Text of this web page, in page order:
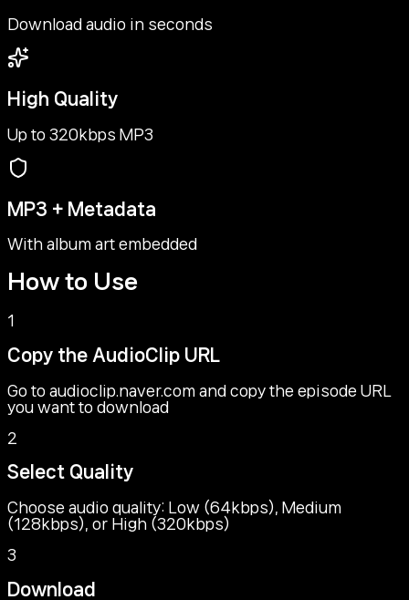
Download audio in seconds
High Quality
Up to 320kbps MP3
MP3 + Metadata
With album art embedded
How to Use
1
Copy the AudioClip URL
Go to audioclip.naver.com and copy the episode URL
you want to download
2
Select Quality
Choose audio quality: Low (64kbps), Medium
(128kbps), or High (320kbps)
3
Download